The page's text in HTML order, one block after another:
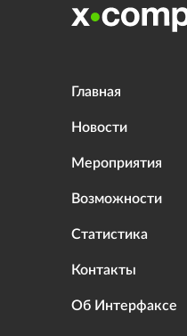
Главная
Новости
Мероприятия
Возможности
Статистика
Контакты
Об Интерфаксе